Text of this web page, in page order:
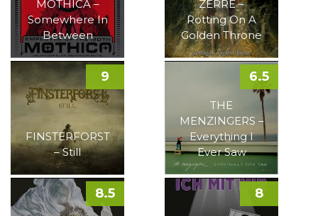
MOTHICA –
Somewhere In
Between
ZERRE –
Rotting On A
Golden Throne
FINSTERFORST
– Still
9
THE
MENZINGERS –
Everything I
Ever Saw
6.5
8.5 8